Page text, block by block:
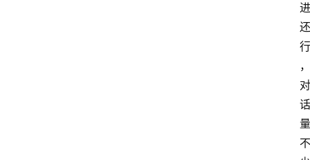
进
还
行
，
对
话
量
不